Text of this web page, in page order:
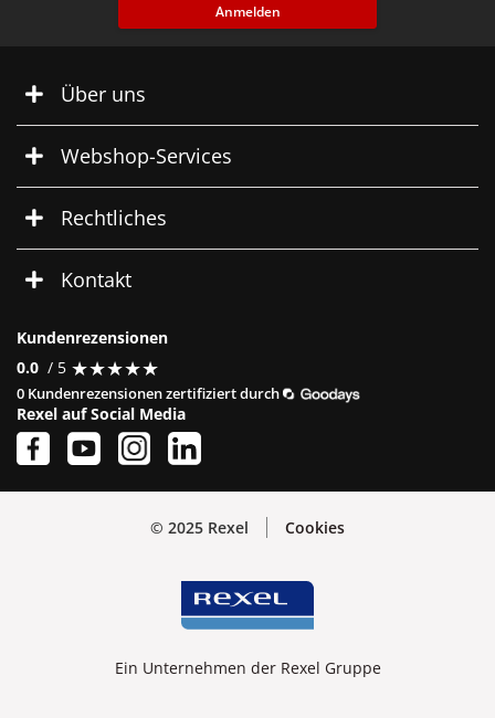
Anmelden
Über uns
Webshop-Services
Rechtliches
Kontakt
Kundenrezensionen
0.0 / 5 ★★★★★
★★★★★
0 Kundenrezensionen zertifiziert durch
Rexel auf Social Media
© 2025 Rexel Cookies
Ein Unternehmen der Rexel Gruppe